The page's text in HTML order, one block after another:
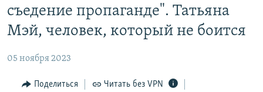
основному
Вернутся
АВТОРСКИЕ ПРОЕКТЫ
МНЕНИЯ
КУЛЬТУРА
съедение пропаганде". Татьяна
Мэй, человек, который не боится
05 ноября 2023
Поделиться Читать без VPN